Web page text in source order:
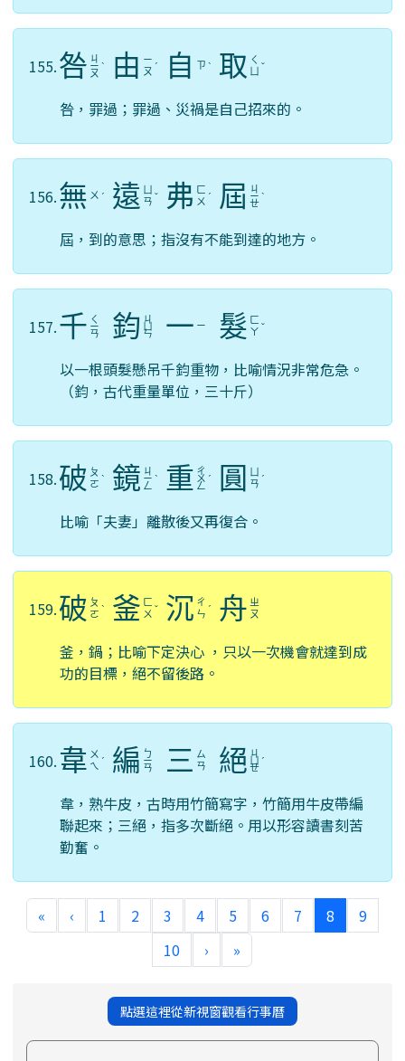
155.咎 ㄐ
ㄧ
ㄡ
ˋ 由 ㄧ
ㄡ ˊ 自 ㄗ ˋ 取 ㄑ
ˇ
咎，罪過；罪過、災禍是自己招來的。
156.無 ㄨ ˊ 遠 ㄢ ˇ 弗 ㄈ
ㄨ ˊ 屆 ㄐ
ㄧ
ㄝ
ˋ
屆，到的意思；指沒有不能到達的地方。
157.千 ㄑ
ㄧ
ㄢ 鈞 ㄐ
ㄩ
ㄣ 一 ㄧ 髮 ㄈ
ㄚ ˇ
以一根頭髮懸吊千鈞重物，比喻情況非常危急。
（鈞，古代重量單位，三十斤）
158.破 ㄆ
ㄛ ˋ 鏡 ㄐ
ㄧ
ㄥ
ˋ 重 ㄔ
ㄨ
ㄥ
ˊ 圓
ㄢ ˊ
比喻「夫妻」離散後又再復合。
159.破 ㄆ
ㄛ ˋ 釜 ㄈ
ㄨ ˇ 沉 ㄔ
ㄣ ˊ 舟 ㄓ
ㄡ
釜，鍋；比喻下定決心 ，只以一次機會就達到成
功的目標，絕不留後路。
160. 韋 ㄨ
ㄟ ˊ 編 ㄅ
ㄧ
ㄢ 三 ㄙ
ㄢ
絕 ㄐ
ㄩ
ㄝ
ˊ
韋，熟牛皮，古時用竹簡寫字，竹簡用牛皮帶編
聯起來；三絕，指多次斷絕。用以形容讀書刻苦
勤奮。
« ‹ 1 2 3 4 5 6 7 8 (current)
9
10
› »
點選這裡從新視窗觀看行事曆